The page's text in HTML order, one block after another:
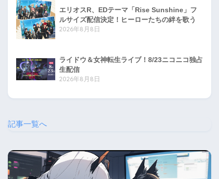
エリオスR、EDテーマ「Rise Sunshine」フ
ルサイズ配信決定！ヒーローたちの絆を歌う
2026年8月8日
ライドウ＆女神転生ライブ！8/23ニコニコ独占
生配信
2026年8月8日
記事一覧へ